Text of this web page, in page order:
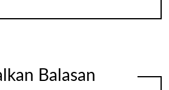
Balasan